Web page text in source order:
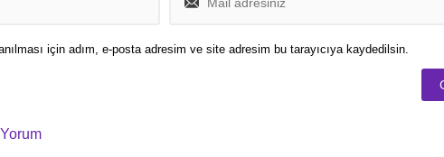
için adım, e-posta adresim ve site adresim bu tarayıcıya kaydedilsin.